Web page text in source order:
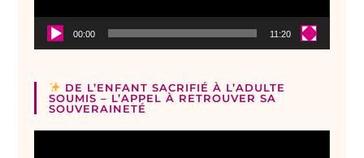
00:00 11:20
DE L’ENFANT SACRIFIÉ À L’ADULTE
SOUMIS – L’APPEL À RETROUVER SA
SOUVERAINETÉ